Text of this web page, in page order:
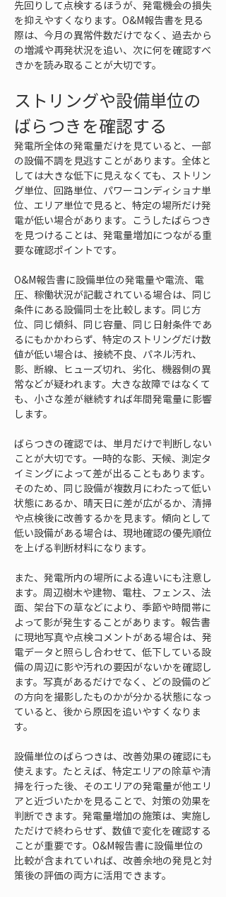
先回りして点検するほうが、発電機会の損失
を抑えやすくなります。O&M報告書を見る
際は、今月の異常件数だけでなく、過去から
の増減や再発状況を追い、次に何を確認すべ
きかを読み取ることが大切です。
ストリングや設備単位の
ばらつきを確認する
発電所全体の発電量だけを見ていると、一部
の設備不調を見逃すことがあります。全体と
しては大きな低下に見えなくても、ストリン
グ単位、回路単位、パワーコンディショナ単
位、エリア単位で見ると、特定の場所だけ発
電が低い場合があります。こうしたばらつき
を見つけることは、発電量増加につながる重
要な確認ポイントです。
O&M報告書に設備単位の発電量や電流、電
圧、稼働状況が記載されている場合は、同じ
条件にある設備同士を比較します。同じ方
位、同じ傾斜、同じ容量、同じ日射条件であ
るにもかかわらず、特定のストリングだけ数
値が低い場合は、接続不良、パネル汚れ、
影、断線、ヒューズ切れ、劣化、機器側の異
常などが疑われます。大きな故障ではなくて
も、小さな差が継続すれば年間発電量に影響
します。
ばらつきの確認では、単月だけで判断しない
ことが大切です。一時的な影、天候、測定タ
イミングによって差が出ることもあります。
そのため、同じ設備が複数月にわたって低い
状態にあるか、晴天日に差が広がるか、清掃
や点検後に改善するかを見ます。傾向として
低い設備がある場合は、現地確認の優先順位
を上げる判断材料になります。
また、発電所内の場所による違いにも注意し
ます。周辺樹木や建物、電柱、フェンス、法
面、架台下の草などにより、季節や時間帯に
よって影が発生することがあります。報告書
に現地写真や点検コメントがある場合は、発
電データと照らし合わせて、低下している設
備の周辺に影や汚れの要因がないかを確認し
ます。写真があるだけでなく、どの設備のど
の方向を撮影したものかが分かる状態になっ
ていると、後から原因を追いやすくなりま
す。
設備単位のばらつきは、改善効果の確認にも
使えます。たとえば、特定エリアの除草や清
掃を行った後、そのエリアの発電量が他エリ
アと近づいたかを見ることで、対策の効果を
判断できます。発電量増加の施策は、実施し
ただけで終わらせず、数値で変化を確認する
ことが重要です。O&M報告書に設備単位の
比較が含まれていれば、改善余地の発見と対
策後の評価の両方に活用できます。